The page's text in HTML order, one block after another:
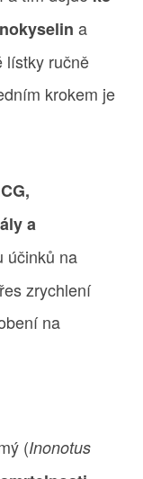
a
lístky ručně
krokem je
a
účinků na
zrychlení
na
(Inonotus